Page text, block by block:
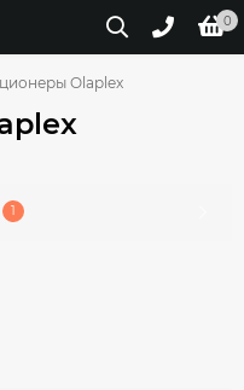
0
Olaplex
1